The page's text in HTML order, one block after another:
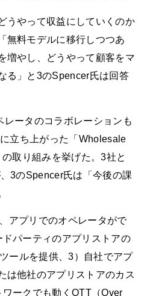
うやって収益にしていくのか
無料モデルに移行しつつあ
増やし、どうやって顧客をマ
る」と3のSpencer氏は回答
ータのコラボレーションも
立ち上がった「Wholesale
取り組みを挙げた。3社と
3のSpencer氏は「今後の課
アプリでのオペレータがで
パーティのアプリストアの
ールを提供、3）自社でアプ
は他社のアプリストアのカス
ークでも動くOTT（Over